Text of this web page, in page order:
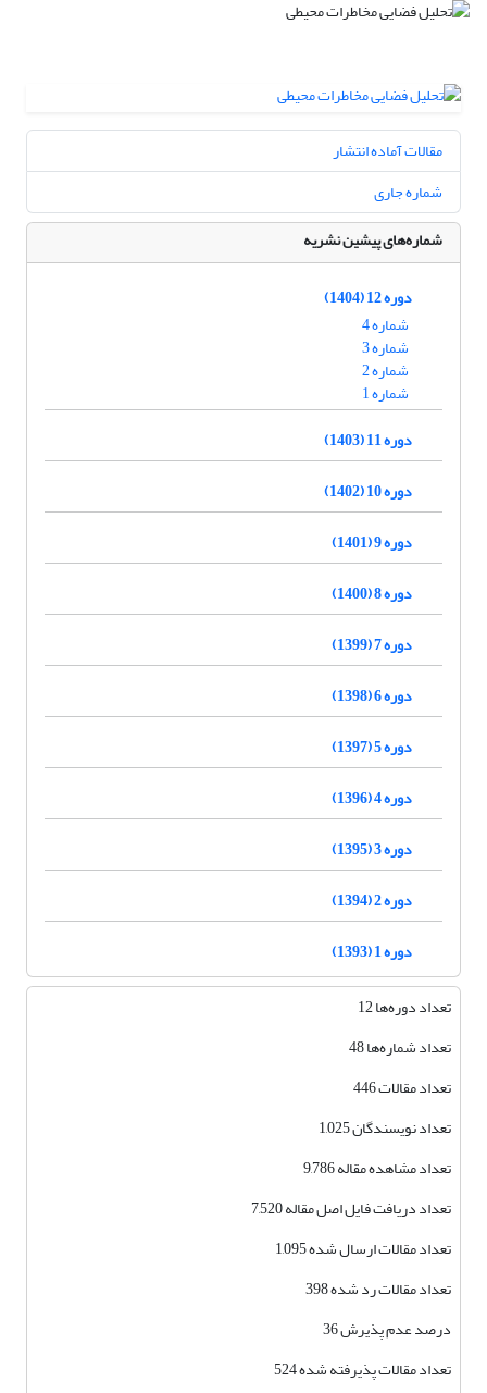
مقالات آماده انتشار
شماره جاری
شماره‌های پیشین نشریه
دوره 12 (1404)
شماره 4
شماره 3
شماره 2
شماره 1
دوره 11 (1403)
دوره 10 (1402)
دوره 9 (1401)
دوره 8 (1400)
دوره 7 (1399)
دوره 6 (1398)
دوره 5 (1397)
دوره 4 (1396)
دوره 3 (1395)
دوره 2 (1394)
دوره 1 (1393)
تعداد دوره‌ها 12
تعداد شماره‌ها 48
تعداد مقالات 446
تعداد نویسندگان 1,025
تعداد مشاهده مقاله 9,786
تعداد دریافت فایل اصل مقاله 7,520
تعداد مقالات ارسال شده 1,095
تعداد مقالات رد شده 398
درصد عدم پذیرش 36
تعداد مقالات پذیرفته شده 524